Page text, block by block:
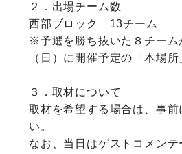
２．出場チーム数
西部ブロック　13チーム
※予選を勝ち抜いた８チーム
（日）に開催予定の「本場所
３．取材について
取材を希望する場合は、事
い。
なお、当日はゲストコメンテ